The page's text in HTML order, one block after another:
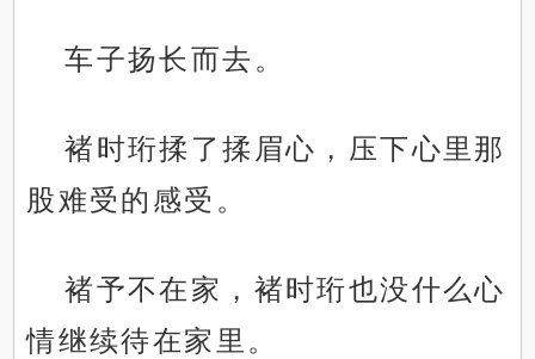
车子扬长而去。
褚时珩揉了揉眉心，压下心里那
股难受的感受。
褚予不在家，褚时珩也没什么心
情继续待在家里。